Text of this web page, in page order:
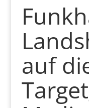
auf